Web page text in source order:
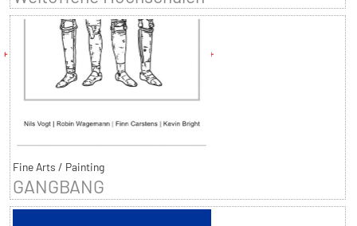
Fine Arts / Painting
GANGBANG